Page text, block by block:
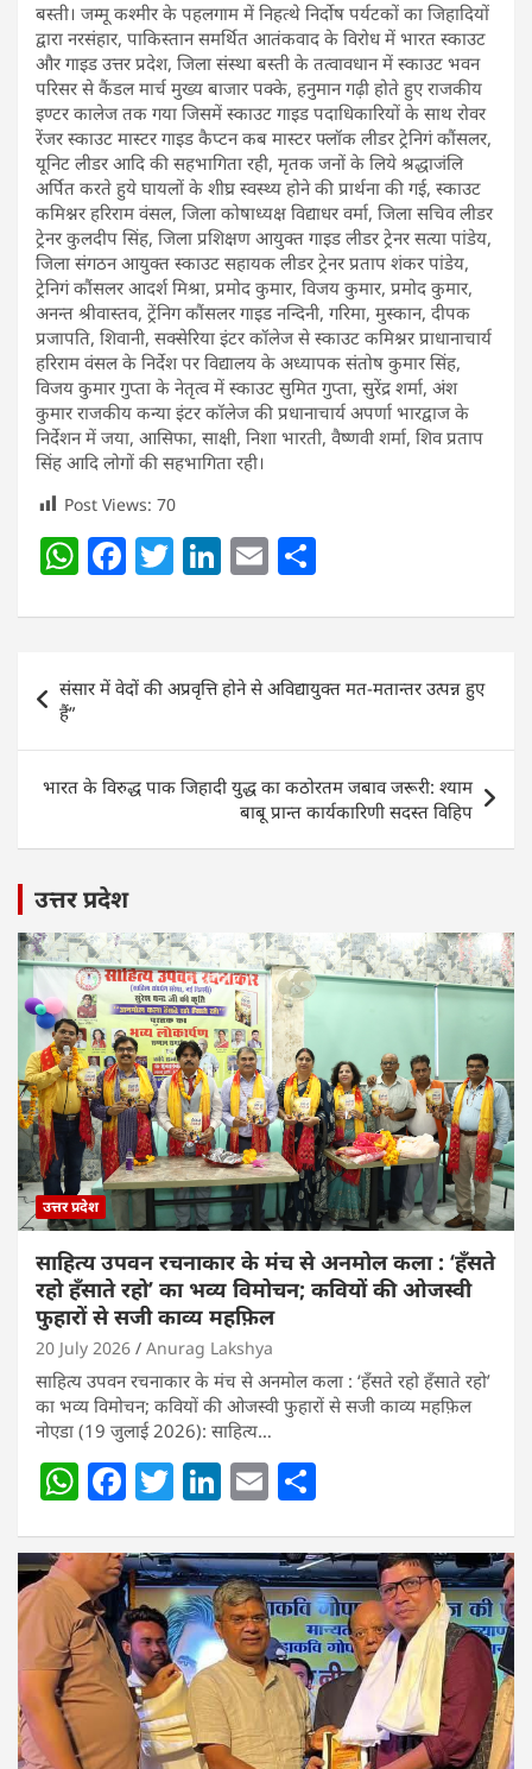
बस्ती। जम्मू कश्मीर के पहलगाम में निहत्थे निर्दोष पर्यटकों का जिहादियों
द्वारा नरसंहार, पाकिस्तान समर्थित आतंकवाद के विरोध में भारत स्काउट
और गाइड उत्तर प्रदेश, जिला संस्था बस्ती के तत्वावधान में स्काउट भवन
परिसर से कैंडल मार्च मुख्य बाजार पक्के, हनुमान गढ़ी होते हुए राजकीय
इण्टर कालेज तक गया जिसमें स्काउट गाइड पदाधिकारियों के साथ रोवर
रेंजर स्काउट मास्टर गाइड कैप्टन कब मास्टर फ्लॉक लीडर ट्रेनिगं कौंसलर,
यूनिट लीडर आदि की सहभागिता रही, मृतक जनों के लिये श्रद्धाजंलि
अर्पित करते हुये घायलों के शीघ्र स्वस्थ्य होने की प्रार्थना की गई, स्काउट
कमिश्नर हरिराम वंसल, जिला कोषाध्यक्ष विद्याधर वर्मा, जिला सचिव लीडर
ट्रेनर कुलदीप सिंह, जिला प्रशिक्षण आयुक्त गाइड लीडर ट्रेनर सत्या पांडेय,
जिला संगठन आयुक्त स्काउट सहायक लीडर ट्रेनर प्रताप शंकर पांडेय,
ट्रेनिगं कौंसलर आदर्श मिश्रा, प्रमोद कुमार, विजय कुमार, प्रमोद कुमार,
अनन्त श्रीवास्तव, ट्रेंनिग कौंसलर गाइड नन्दिनी, गरिमा, मुस्कान, दीपक
प्रजापति, शिवानी, सक्सेरिया इंटर कॉलेज से स्काउट कमिश्नर प्राधानाचार्य
हरिराम वंसल के निर्देश पर विद्यालय के अध्यापक संतोष कुमार सिंह,
विजय कुमार गुप्ता के नेतृत्व में स्काउट सुमित गुप्ता, सुरेंद्र शर्मा, अंश
कुमार राजकीय कन्या इंटर कॉलेज की प्रधानाचार्य अपर्णा भारद्वाज के
निर्देशन में जया, आसिफा, साक्षी, निशा भारती, वैष्णवी शर्मा, शिव प्रताप
सिंह आदि लोगों की सहभागिता रही।
Post Views: 70
W
at
s
A
p
p
F
c
e
b
o
o
T
itt
er
Li
k
e
dI
n
E
ai
l
ar
e
Post
navigation
संसार में वेदों की अप्रवृत्ति होने से अविद्यायुक्त मत-मतान्तर उत्पन्न हुए
हैं”
भारत के विरुद्ध पाक जिहादी युद्ध का कठोरतम जबाव जरूरी: श्याम
बाबू प्रान्त कार्यकारिणी सदस्त विहिप
उत्तर प्रदेश
उत्तर प्रदेश
साहित्य उपवन रचनाकार के मंच से अनमोल कला : ‘हॅंसते
रहो हॅंसाते रहो’ का भव्य विमोचन; कवियों की ओजस्वी
फुहारों से सजी काव्य महफ़िल
20 July 2026 Anurag Lakshya
साहित्य उपवन रचनाकार के मंच से अनमोल कला : ‘हॅंसते रहो हॅंसाते रहो’
का भव्य विमोचन; कवियों की ओजस्वी फुहारों से सजी काव्य महफ़िल
नोएडा (19 जुलाई 2026): साहित्य…
W
at
s
A
p
p
F
c
e
b
o
o
k
T
itt
er
Li
k
e
dI
n
E
ai
l
ar
e